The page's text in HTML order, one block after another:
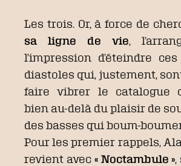
Les trois. Or, à force de
sa ligne de vie ,
l’impression d’éteindre
diastoles qui, justement,
faire vibrer le catalogue
bien au-delà du plaisir de
des basses qui boum-
Pour les premier rappels,
revient avec « Noctambule »